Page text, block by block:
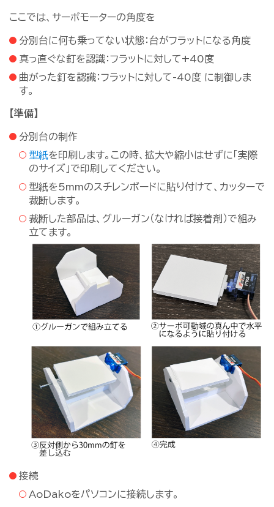
ここでは、サーボモーターの角度を
分別台に何も乗ってない状態：台がフラットになる角度
真っ直ぐな釘を認識：フラットに対して+40度
曲がった釘を認識：フラットに対して-40度 に制御しま
す。
【準備】
分別台の制作
型紙を印刷します。この時、拡大や縮小はせずに「実際
のサイズ」で印刷してください。
型紙を5mmのスチレンボードに貼り付けて、カッターで
裁断します。
裁断した部品は、グルーガン（なければ接着剤）で組み
立てます。
接続
AoDakoをパソコンに接続します。